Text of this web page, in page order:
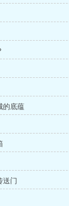
的底蕴
送门